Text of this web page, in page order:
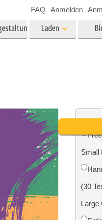
Foto-Restaurierung
Laden
Video-Overlays
FAQ Anmelden
Small
(30
Large